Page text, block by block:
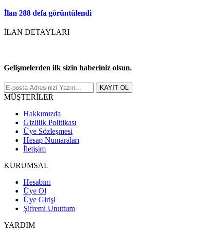
İlan 288 defa görüntülendi
İLAN DETAYLARI
Gelişmelerden ilk sizin haberiniz olsun.
MÜŞTERİLER
Hakkımızda
Gizlilik Politikası
Üye Sözleşmesi
Hesap Numaraları
İletişim
KURUMSAL
Hesabım
Üye Ol
Üye Girişi
Şifremi Unuttum
YARDIM